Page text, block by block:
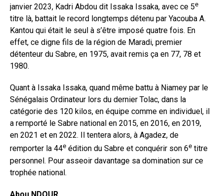
janvier 2023, Kadri Abdou dit Issaka Issaka, avec ce 5e
titre là, battait le record longtemps détenu par Yacouba A.
Kantou qui était le seul à s’être imposé quatre fois. En
effet, ce digne fils de la région de Maradi, premier
détenteur du Sabre, en 1975, avait remis ça en 77, 78 et
1980.
Quant à Issaka Issaka, quand même battu à Niamey par le
Sénégalais Ordinateur lors du dernier Tolac, dans la
catégorie des 120 kilos, en équipe comme en individuel, il
a remporté le Sabre national en 2015, en 2016, en 2019,
en 2021 et en 2022. Il tentera alors, à Agadez, de
remporter la 44e édition du Sabre et conquérir son 6e titre
personnel. Pour asseoir davantage sa domination sur ce
trophée national.